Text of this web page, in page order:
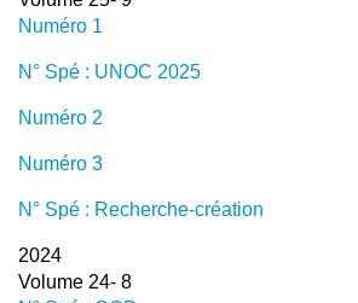
Numéro 1
N° Spé : UNOC 2025
Numéro 2
Numéro 3
N° Spé : Recherche-création
2024
Volume 24- 8